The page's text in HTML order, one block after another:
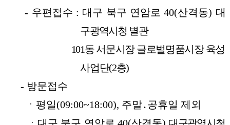
- 우편접수 : 대구 북구 연암로40(산격동) 대
구광역시청 별관
101동서문시장 글로벌명품시장 육성
사업단(2층)
- 방문접수
ㆍ 평일(09:00~18:00), 주말․공휴일 제외